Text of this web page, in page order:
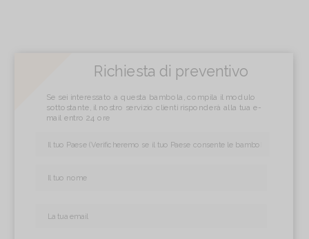
Richiesta di preventivo
Se sei interessato a questa bambola, compila il modulo
sottostante, il nostro servizio clienti risponderà alla tua e-
mail entro 24 ore